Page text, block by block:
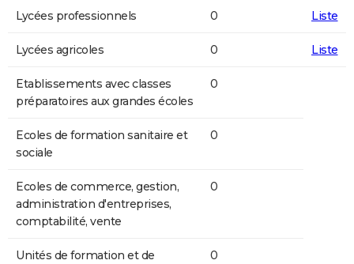
Lycées professionnels 0 Liste
Lycées agricoles 0 Liste
Etablissements avec classes
préparatoires aux grandes écoles
0
Ecoles de formation sanitaire et
sociale
0
Ecoles de commerce, gestion,
administration d'entreprises,
comptabilité, vente
0
Unités de formation et de
0